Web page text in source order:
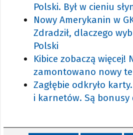
Polski. Był w cieniu
Nowy Amerykanin w
Zdradził, dlaczego
Polski
Kibice zobaczą
zamontowano nowy
Zagłębie odkryło
i karnetów. Są